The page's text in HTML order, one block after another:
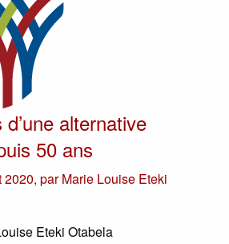
alternative
50 ans
2020, parMarie Louise Eteki
Eteki Otabela